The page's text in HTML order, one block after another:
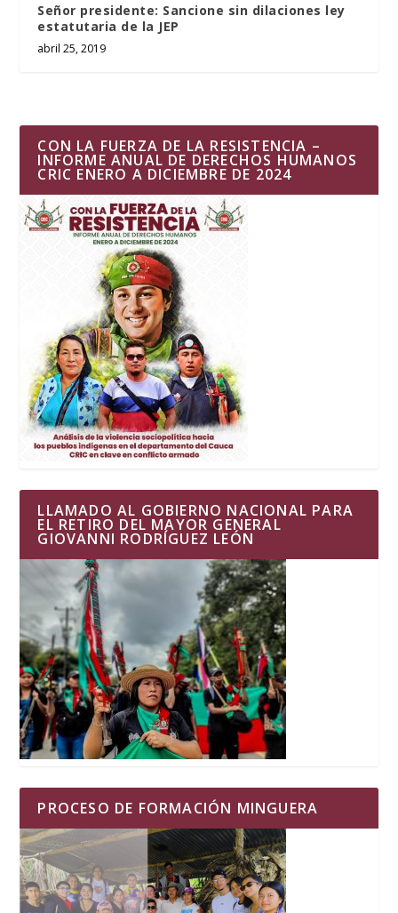
Señor presidente: Sancione sin dilaciones ley
estatutaria de la JEP
abril 25, 2019
CON LA FUERZA DE LA RESISTENCIA –
INFORME ANUAL DE DERECHOS HUMANOS
CRIC ENERO A DICIEMBRE DE 2024
LLAMADO AL GOBIERNO NACIONAL PARA
EL RETIRO DEL MAYOR GENERAL
GIOVANNI RODRÍGUEZ LEÓN
PROCESO DE FORMACIÓN MINGUERA